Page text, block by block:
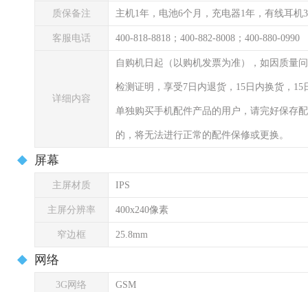
质保备注 主机1年，电池6个月，充电器1年，有线耳机
客服电话 400-818-8818；400-882-8008；400-880-0990
详细内容
自购机日起（以购机发票为准），如因质量
检测证明，享受7日内退货，15日内换货，
单独购买手机配件产品的用户，请完好保存
的，将无法进行正常的配件保修或更换。
屏幕
主屏材质 IPS
主屏分辨率 400x240像素
窄边框 25.8mm
网络
3G网络 GSM